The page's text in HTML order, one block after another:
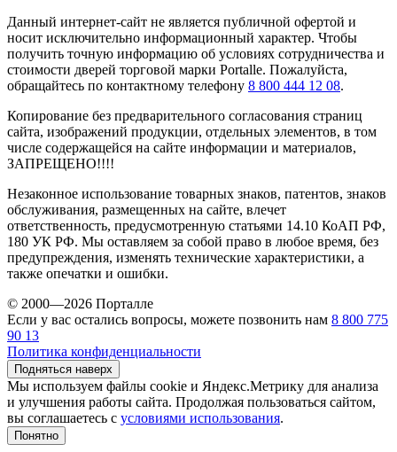
Данный интернет-сайт не является публичной офертой и
носит исключительно информационный характер. Чтобы
получить точную информацию об условиях сотрудничества и
стоимости дверей торговой марки Portalle. Пожалуйста,
обращайтесь по контактному телефону 8 800 444 12 08.
Копирование без предварительного согласования страниц
сайта, изображений продукции, отдельных элементов, в том
числе содержащейся на сайте информации и материалов,
ЗАПРЕЩЕНО!!!!
Незаконное использование товарных знаков, патентов, знаков
обслуживания, размещенных на сайте, влечет
ответственность, предусмотренную статьями 14.10 КоАП РФ,
180 УК РФ. Мы оставляем за собой право в любое время, без
предупреждения, изменять технические характеристики, а
также опечатки и ошибки.
© 2000—2026 Порталле
Если у вас остались вопросы, можете позвонить нам 8 800 775
90 13
Политика конфиденциальности
Подняться наверх
Мы используем файлы cookie и Яндекс.Метрику для анализа
и улучшения работы сайта. Продолжая пользоваться сайтом,
вы соглашаетесь с условиями использования.
Понятно